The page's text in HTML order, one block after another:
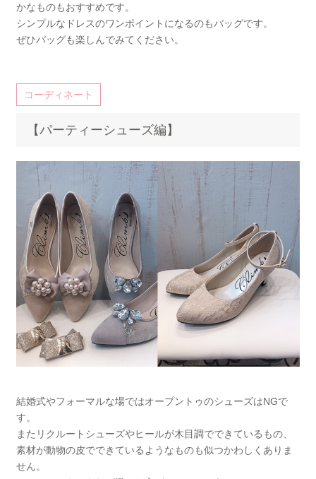
かなものもおすすめです。
シンプルなドレスのワンポイントになるのもバッグです。
ぜひバッグも楽しんでみてください。
コーディネート
【パーティーシューズ編】
結婚式やフォーマルな場ではオープントゥのシューズはNGで
す。
またリクルートシューズやヒールが木目調でできているもの、
素材が動物の皮でできているようなものも似つかわしくありま
せん。